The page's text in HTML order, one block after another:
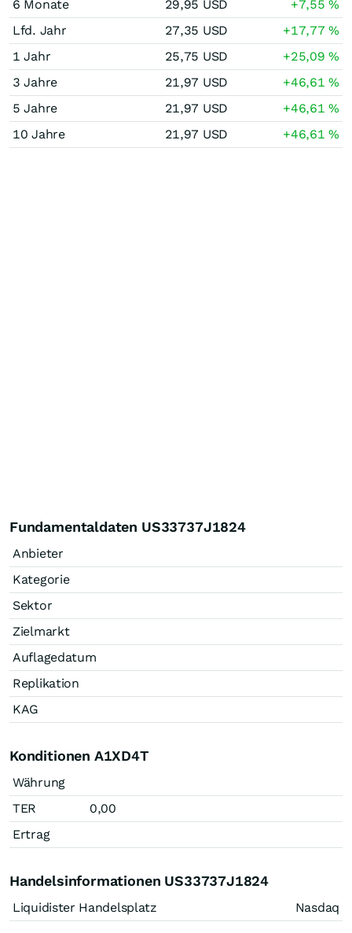
6 Monate
29,95 USD +7,55%
Lfd. Jahr
27,35 USD +17,77%
1 Jahr
25,75 USD +25,09%
3 Jahre
21,97 USD +46,61%
5 Jahre
21,97 USD +46,61%
10 Jahre
21,97 USD +46,61%
Fundamentaldaten US33737J1824
Anbieter
Kategorie
Sektor
Zielmarkt
Auflagedatum
Replikation
KAG
Konditionen A1XD4T
Währung
TER
0,00
Ertrag
Handelsinformationen US33737J1824
Liquidister Handelsplatz Nasdaq